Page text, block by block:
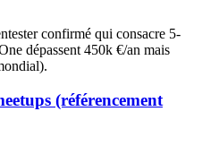
confirmé qui consacre 5-
dépassent 450k €/an mais
(référencement